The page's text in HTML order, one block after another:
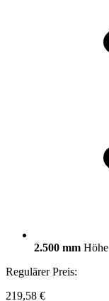
2.500 mm Höhe
Regulärer Preis:
219,58 €